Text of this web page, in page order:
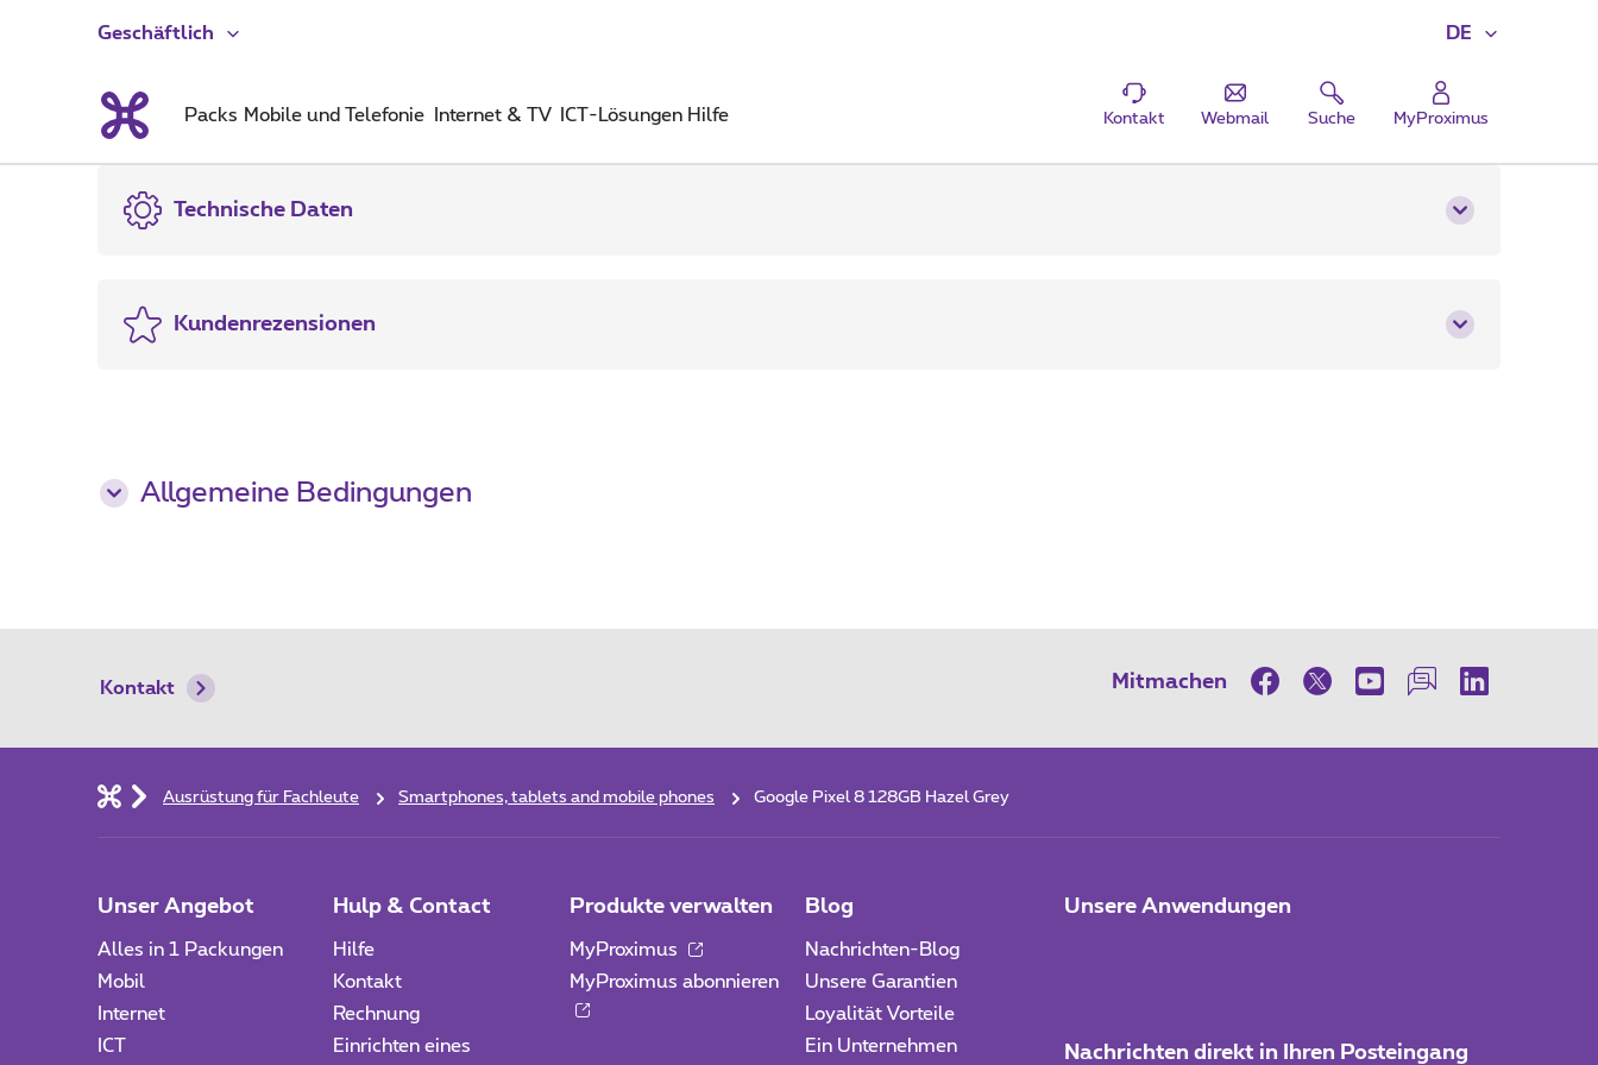
DE
Geschäftlich
Packs Mobile und Telefonie Internet & TV ICT-Lösungen Hilfe Kontakt Webmail Suche MyProximus
Technische Daten
Kundenrezensionen
Allgemeine Bedingungen
Kontakt Mitmachen
Ausrüstung für Fachleute Smartphones, tablets and mobile phones Google Pixel 8 128GB Hazel Grey
Unser Angebot
Alles in 1 Packungen
Mobil
Internet
ICT
Hulp & Contact
Hilfe
Kontakt
Rechnung
Einrichten eines
Produkte verwalten
MyProximus
MyProximus abonnieren
Blog
Nachrichten-Blog
Unsere Garantien
Loyalität Vorteile
Ein Unternehmen
Unsere Anwendungen
Nachrichten direkt in Ihren Posteingang